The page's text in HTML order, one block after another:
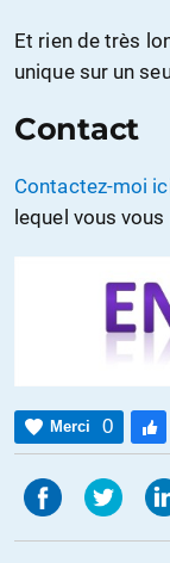
Et rien de très
unique sur un
Contact
Contactez-moi
lequel vous
Merci 0